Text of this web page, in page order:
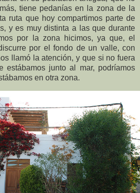
tiene pedanías en la zona de la
ruta que hoy compartimos parte de
y es muy distinta a las que durante
por la zona hicimos, ya que, el
por el fondo de un valle, con
llamó la atención, y que si no fuera
estábamos junto al mar, podríamos
en otra zona.